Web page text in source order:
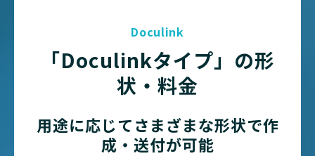
Doculink
「Doculinkタイプ」の形
状・料金
用途に応じてさまざまな形状で作
成・送付が可能